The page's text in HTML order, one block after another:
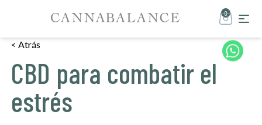
0
< Atrás
CBD para combatir el
estrés